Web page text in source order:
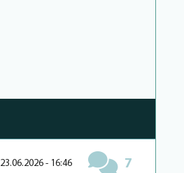
23.06.2026 - 16:46 7